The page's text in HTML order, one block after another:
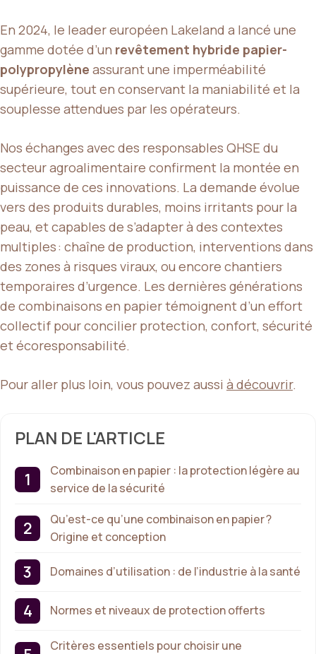
En 2024, le leader européen Lakeland a lancé une
gamme dotée d’un revêtement hybride papier-
polypropylène assurant une imperméabilité
supérieure, tout en conservant la maniabilité et la
souplesse attendues par les opérateurs.
Nos échanges avec des responsables QHSE du
secteur agroalimentaire confirment la montée en
puissance de ces innovations. La demande évolue
vers des produits durables, moins irritants pour la
peau, et capables de s’adapter à des contextes
multiples : chaîne de production, interventions dans
des zones à risques viraux, ou encore chantiers
temporaires d’urgence. Les dernières générations
de combinaisons en papier témoignent d’un effort
collectif pour concilier protection, confort, sécurité
et écoresponsabilité.
Pour aller plus loin, vous pouvez aussi à découvrir.
PLAN DE L'ARTICLE
Combinaison en papier : la protection légère au
service de la sécurité
Qu’est-ce qu’une combinaison en papier ?
Origine et conception
Domaines d’utilisation : de l’industrie à la santé
Normes et niveaux de protection offerts
Critères essentiels pour choisir une